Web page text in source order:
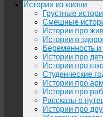
Истории из жизни
Грустные
Смешные
Истории про
Истории о
Беременность
Истории про
Истории про
Студенческие
Истории про
Истории про
Рассказы о
Истории про